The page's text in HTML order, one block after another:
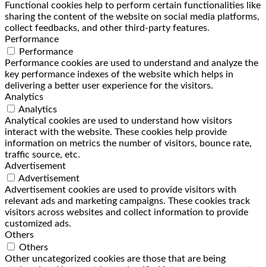
Functional cookies help to perform certain functionalities like
sharing the content of the website on social media platforms,
collect feedbacks, and other third-party features.
Performance
Performance
Performance cookies are used to understand and analyze the
key performance indexes of the website which helps in
delivering a better user experience for the visitors.
Analytics
Analytics
Analytical cookies are used to understand how visitors
interact with the website. These cookies help provide
information on metrics the number of visitors, bounce rate,
traffic source, etc.
Advertisement
Advertisement
Advertisement cookies are used to provide visitors with
relevant ads and marketing campaigns. These cookies track
visitors across websites and collect information to provide
customized ads.
Others
Others
Other uncategorized cookies are those that are being